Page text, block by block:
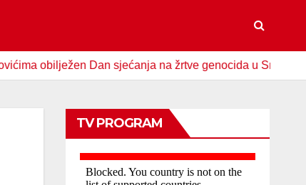
Dan sjećanja na žrtve genocida u Srebrenici
TV PROGRAM